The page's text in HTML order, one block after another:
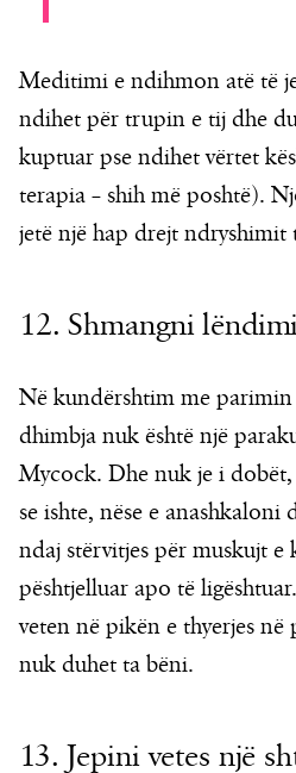
Meditimi e ndihmon atë të
ndihet për trupin e tij dhe
kuptuar pse ndihet vërtet
terapia – shih më poshtë).
jetë një hap drejt ndryshimit
12. Shmangni
Në kundërshtim me parimin
dhimbja nuk është një
Mycock. Dhe nuk je i
se ishte, nëse e anashkaloni
ndaj stërvitjes për muskujt e
pështjelluar apo të
veten në pikën e thyerjes në
nuk duhet ta bëni.
13. Jepini vetes një